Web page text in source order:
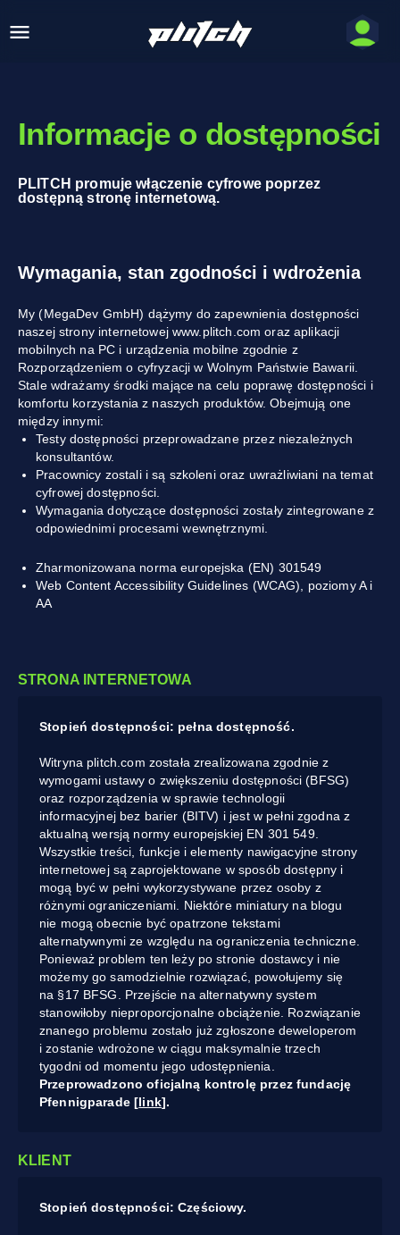
Informacje o dostępności
PLITCH promuje włączenie cyfrowe poprzez
dostępną stronę internetową.
Wymagania, stan zgodności i wdrożenia
My (MegaDev GmbH) dążymy do zapewnienia dostępności
naszej strony internetowej www.plitch.com oraz aplikacji
mobilnych na PC i urządzenia mobilne zgodnie z
Rozporządzeniem o cyfryzacji w Wolnym Państwie Bawarii.
Stale wdrażamy środki mające na celu poprawę dostępności i
komfortu korzystania z naszych produktów. Obejmują one
między innymi:
Testy dostępności przeprowadzane przez niezależnych
konsultantów.
Pracownicy zostali i są szkoleni oraz uwrażliwiani na temat
cyfrowej dostępności.
Wymagania dotyczące dostępności zostały zintegrowane z
odpowiednimi procesami wewnętrznymi.
Zharmonizowana norma europejska (EN) 301549
Web Content Accessibility Guidelines (WCAG), poziomy A i
AA
STRONA INTERNETOWA
Stopień dostępności: pełna dostępność.
Witryna plitch.com została zrealizowana zgodnie z
wymogami ustawy o zwiększeniu dostępności (BFSG)
oraz rozporządzenia w sprawie technologii
informacyjnej bez barier (BITV) i jest w pełni zgodna z
aktualną wersją normy europejskiej EN 301 549.
Wszystkie treści, funkcje i elementy nawigacyjne strony
internetowej są zaprojektowane w sposób dostępny i
mogą być w pełni wykorzystywane przez osoby z
różnymi ograniczeniami. Niektóre miniatury na blogu
nie mogą obecnie być opatrzone tekstami
alternatywnymi ze względu na ograniczenia techniczne.
Ponieważ problem ten leży po stronie dostawcy i nie
możemy go samodzielnie rozwiązać, powołujemy się
na §17 BFSG. Przejście na alternatywny system
stanowiłoby nieproporcjonalne obciążenie. Rozwiązanie
znanego problemu zostało już zgłoszone deweloperom
i zostanie wdrożone w ciągu maksymalnie trzech
tygodni od momentu jego udostępnienia.
Przeprowadzono oficjalną kontrolę przez fundację
Pfennigparade [link].
KLIENT
Stopień dostępności: Częściowy.